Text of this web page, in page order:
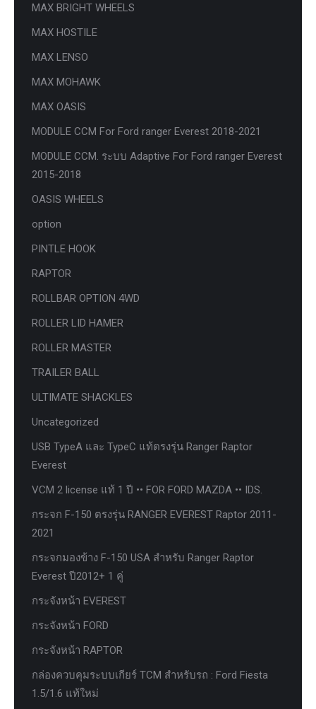
MAX BRIGHT WHEELS
MAX HOSTILE
MAX LENSO
MAX MOHAWK
MAX OASIS
MODULE CCM For Ford ranger Everest 2018-2021
MODULE CCM. ระบบ Adaptive For Ford ranger Everest
2015-2018
OASIS WHEELS
option
PINTLE HOOK
RAPTOR
ROLLBAR OPTION 4WD
ROLLER LID HAMER
ROLLER MASTER
TRAILER BALL
ULTIMATE SHACKLES
Uncategorized
USB TypeA และ TypeC แท้ตรงรุ่น Ranger Raptor
Everest
VCM 2 license แท้ 1 ปี •• FOR FORD MAZDA •• IDS.
กระจก F-150 ตรงรุ่น RANGER EVEREST Raptor 2011-
2021
กระจกมองข้าง F-150 USA สำหรับ Ranger Raptor
Everest ปี2012+ 1 คู่
กระจังหน้า EVEREST
กระจังหน้า FORD
กระจังหน้า RAPTOR
กล่องควบคุมระบบเกียร์ TCM สำหรับรถ : Ford Fiesta
1.5/1.6 แท้ใหม่